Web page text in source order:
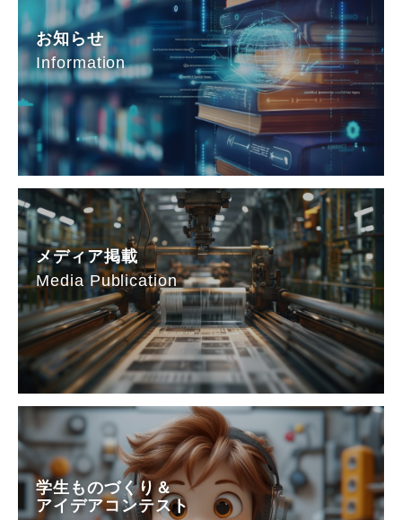
お知らせ
Information
メディア掲載
Media Publication
学生ものづくり＆
アイデアコンテスト